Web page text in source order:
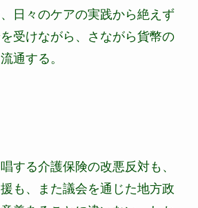
日々のケアの実践から絶えず
受けながら、さながら貨幣の
通する。
する介護保険の改悪反対も、
も、また議会を通じた地方政